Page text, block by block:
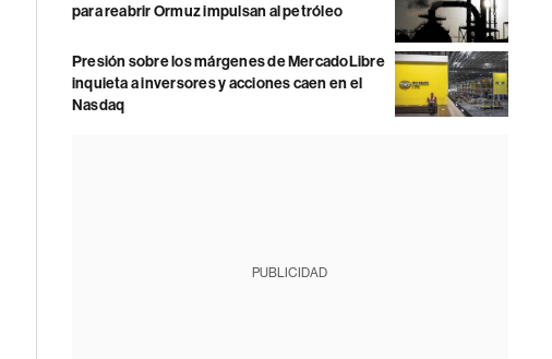
para reabrir Ormuz impulsan al petróleo
Presión sobre los márgenes de MercadoLibre
inquieta a inversores y acciones caen en el
Nasdaq
PUBLICIDAD